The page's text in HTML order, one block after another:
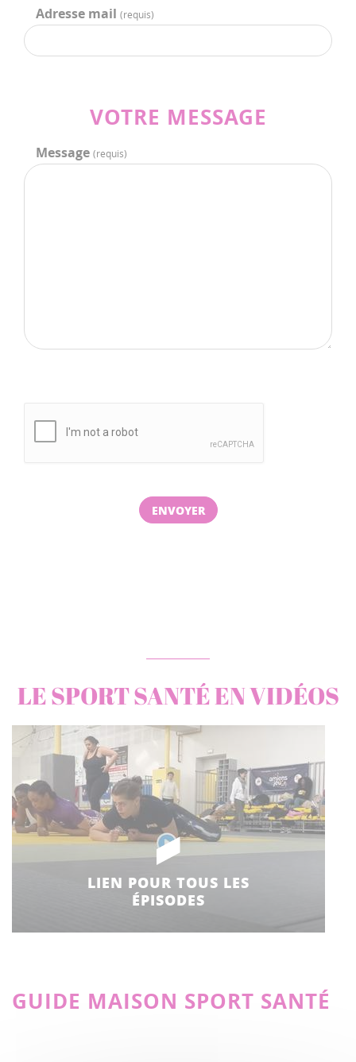
Adresse mail (requis)
VOTRE MESSAGE
Message (requis)
LE SPORT SANTÉ EN VIDÉOS
LIEN POUR TOUS LES
ÉPISODES
GUIDE MAISON SPORT SANTÉ